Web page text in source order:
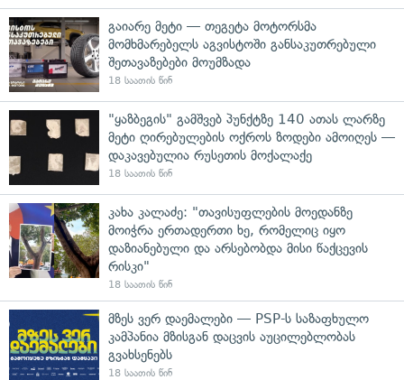
გაიარე მეტი — თეგეტა მოტორსმა
მომხმარებელს აგვისტოში განსაკუთრებული
შეთავაზებები მოუმზადა
18 საათის წინ
"ყაზბეგის" გამშვებ პუნქტზე 140 ათას ლარზე
მეტი ღირებულების ოქროს ზოდები ამოიღეს —
დაკავებულია რუსეთის მოქალაქე
18 საათის წინ
კახა კალაძე: "თავისუფლების მოედანზე
მოიჭრა ერთადერთი ხე, რომელიც იყო
დაზიანებული და არსებობდა მისი წაქცევის
რისკი"
18 საათის წინ
მზეს ვერ დაემალები — PSP-ს საზაფხულო
კამპანია მზისგან დაცვის აუცილებლობას
გვახსენებს
18 საათის წინ